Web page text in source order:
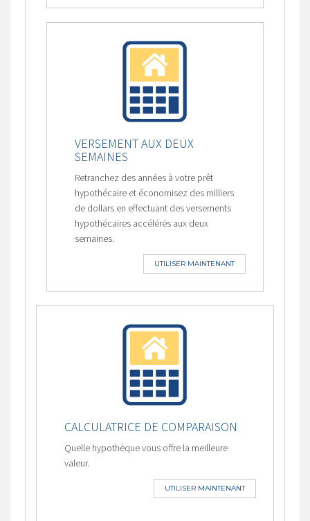
VERSEMENT AUX DEUX
SEMAINES
Retranchez des années à votre prêt
hypothécaire et économisez des milliers
de dollars en effectuant des versements
hypothécaires accélérés aux deux
semaines.
UTILISER MAINTENANT
CALCULATRICE DE COMPARAISON
Quelle hypothèque vous offre la meilleure
valeur.
UTILISER MAINTENANT